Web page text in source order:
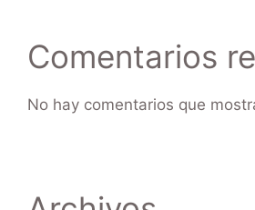
Comentarios
No hay comentarios que